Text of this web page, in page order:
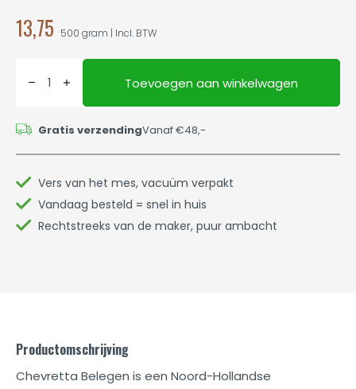
13,75 500 gram | Incl. BTW
Toevoegen aan winkelwagen
Gratis verzendingVanaf €48,-
Vers van het mes, vacuüm verpakt
Vandaag besteld = snel in huis
Rechtstreeks van de maker, puur ambacht
Productomschrijving
Chevretta Belegen is een Noord-Hollandse